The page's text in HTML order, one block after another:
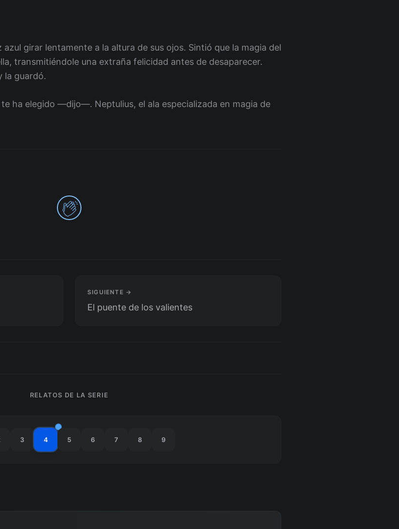
girar lentamente a la altura de sus ojos. Sintió que la magia del
transmitiéndole una extraña felicidad antes de desaparecer.
la guardó.
ha elegido —dijo—. Neptulius, el ala especializada en magia de
SIGUIENTE →
El puente de los valientes
RELATOS DE LA SERIE
3 4 5 6 7 8 9